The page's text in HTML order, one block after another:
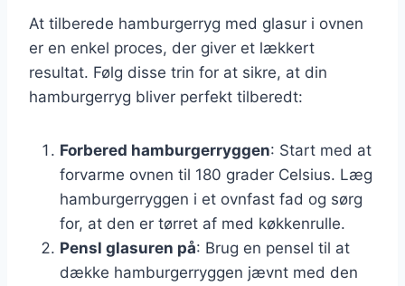
At tilberede hamburgerryg med glasur i ovnen
er en enkel proces, der giver et lækkert
resultat. Følg disse trin for at sikre, at din
hamburgerryg bliver perfekt tilberedt:
Forbered hamburgerryggen: Start med at
forvarme ovnen til 180 grader Celsius. Læg
hamburgerryggen i et ovnfast fad og sørg
for, at den er tørret af med køkkenrulle.
Pensl glasuren på: Brug en pensel til at
dække hamburgerryggen jævnt med den